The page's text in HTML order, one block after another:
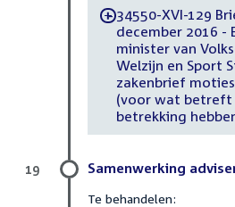
-34550-XVI-129
december 2016 -
minister van
Welzijn en Sport
zakenbrief
(voor wat betreft
betrekking
Samenwerking
Te behandelen:
19